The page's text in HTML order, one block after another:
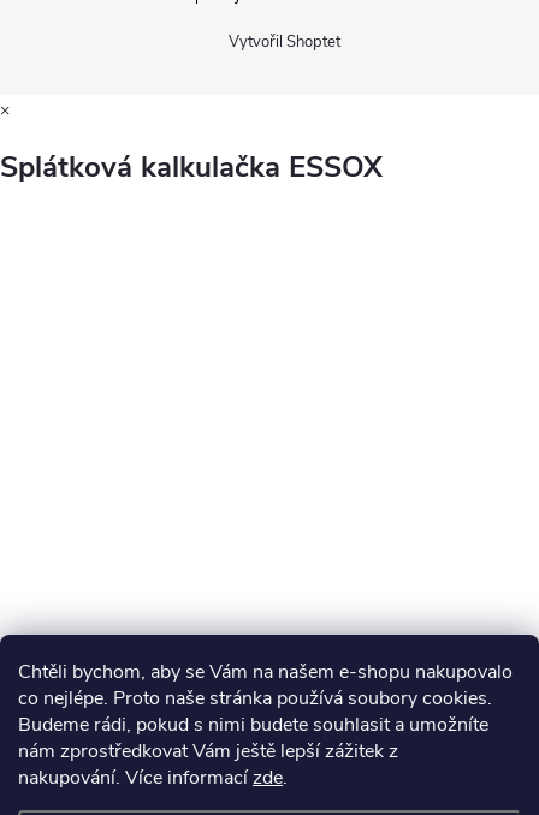
Chtěli bychom, aby se Vám na našem e-shopu nakupovalo
co nejlépe. Proto naše stránka používá soubory cookies.
Budeme rádi, pokud s nimi budete souhlasit a umožníte
nám zprostředkovat Vám ještě lepší zážitek z
nakupování. Více informacízde.
Vytvořil Shoptet
×
Splátková kalkulačka ESSOX